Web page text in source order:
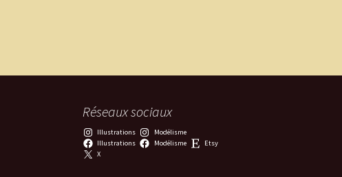
Réseaux sociaux
Illustrations
Modélisme
Illustrations
Modélisme
Etsy
X